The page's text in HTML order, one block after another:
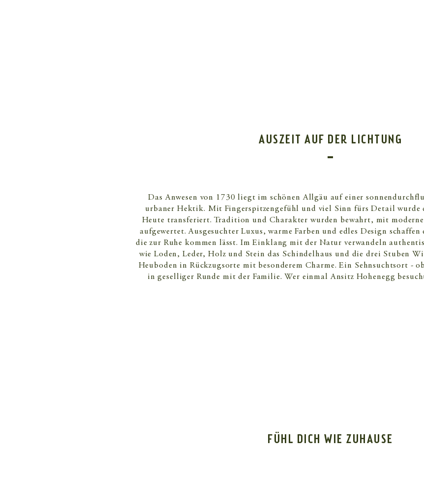
AUSZEIT AUF DER LICHTUNG
Das Anwesen von 1730 liegt im schönen Allgäu auf einer sonnendurch
urbaner Hektik. Mit Fingerspitzengefühl und viel Sinn fürs Detail wurde
Heute transferiert. Tradition und Charakter wurden bewahrt, mit
aufgewertet. Ausgesuchter Luxus, warme Farben und edles Design
die zur Ruhe kommen lässt. Im Einklang mit der Natur verwandeln
wie Loden, Leder, Holz und Stein das Schindelhaus und die drei Stuben
Heuboden in Rückzugsorte mit besonderem Charme. Ein Sehnsuchtsort -
in geselliger Runde mit der Familie. Wer einmal Ansitz Hohenegg
FÜHL DICH WIE ZUHAUSE